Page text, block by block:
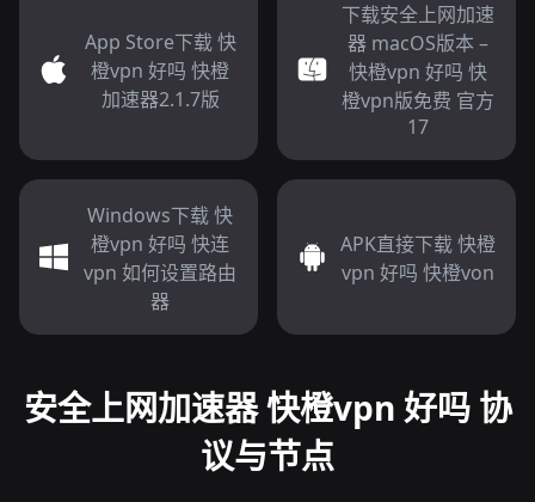
App Store下载 快
橙vpn 好吗 快橙
加速器2.1.7版
下载安全上网加速
器 macOS版本 –
快橙vpn 好吗 快
橙vpn版免费 官方
17
Windows下载 快
橙vpn 好吗 快连
vpn 如何设置路由
器
APK直接下载 快橙
vpn 好吗 快橙von
安全上网加速器 快橙vpn 好吗 协
议与节点